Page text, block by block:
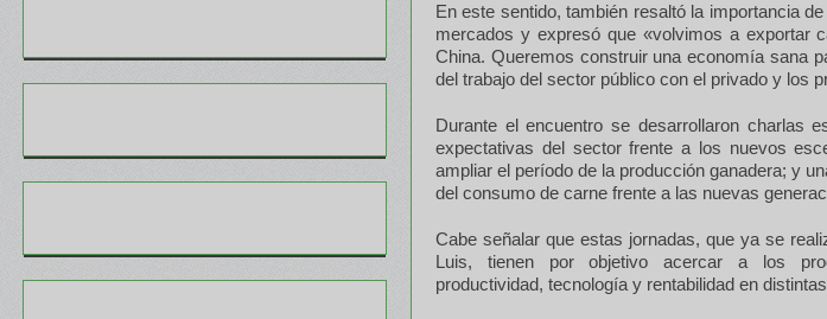
En este sentido, también resaltó la importancia
mercados y expresó que «volvimos a exportar
China. Queremos construir una economía sana
del trabajo del sector público con el privado y los
Durante el encuentro se desarrollaron charlas
expectativas del sector frente a los nuevos
ampliar el período de la producción ganadera; y
del consumo de carne frente a las nuevas
Cabe señalar que estas jornadas, que ya se
Luis, tienen por objetivo acercar a los
productividad, tecnología y rentabilidad en